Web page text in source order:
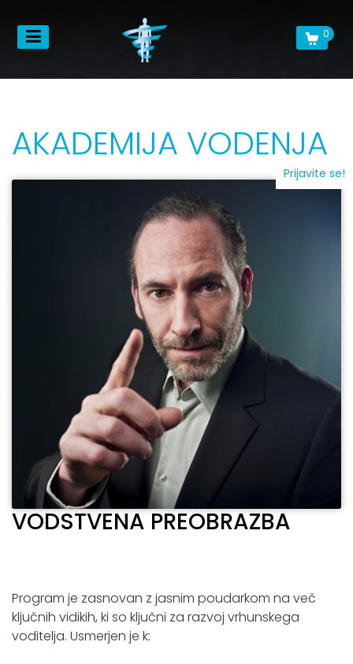
Prijavite se!
0
AKADEMIJA VODENJA
VODSTVENA PREOBRAZBA
Program je zasnovan z jasnim poudarkom na več
ključnih vidikih, ki so ključni za razvoj vrhunskega
voditelja. Usmerjen je k: